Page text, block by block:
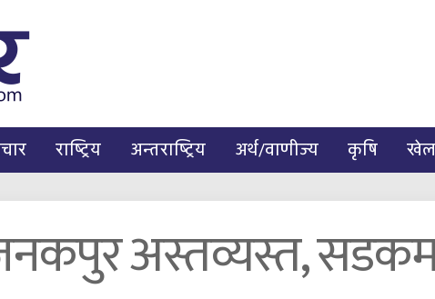
राष्ट्रिय अन्तराष्ट्रिय अर्थ/वाणीज्य कृषि
अस्तव्यस्त,